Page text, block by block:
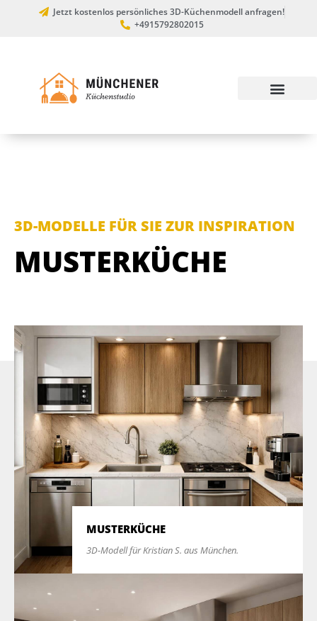
Jetzt kostenlos persönliches 3D-Küchenmodell anfragen!
+4915792802015
3D-MODELLE FÜR SIE ZUR INSPIRATION
MUSTERKÜCHE
MUSTERKÜCHE
3D-Modell für Kristian S. aus München.